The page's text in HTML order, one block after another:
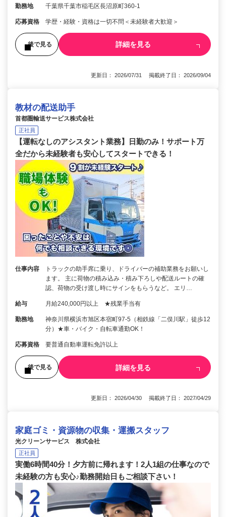
勤務地 千葉県千葉市稲毛区長沼原町360-1
応募資格 学歴・経験・資格は一切不問＜未経験者大歓迎＞
後で見る 詳細を見る
更新日： 2026/07/31 掲載終了日： 2026/09/04
教材の配送助手
首都圏輸送サービス株式会社
正社員
【運転なしのアシスタント業務】日勤のみ！サポート万
全だから未経験者も安心してスタートできる！
仕事内容
トラックの助手席に乗り、ドライバーの補助業務をお願いし
ます。 主に荷物の積み込み・積み下ろしや配送ルートの確
認、荷物の受け渡し時にサインをもらうなど。 エリ…
給与 月給240,000円以上 ★残業手当有
勤務地
神奈川県横浜市旭区本宿町97-5（相鉄線「二俣川駅」徒歩12
分）★車・バイク・自転車通勤OK！
応募資格 要普通自動車運転免許以上
後で見る 詳細を見る
更新日： 2026/04/30 掲載終了日： 2027/04/29
家庭ゴミ・資源物の収集・運搬スタッフ
光クリーンサービス 株式会社
正社員
実働6時間40分！夕方前に帰れます！2人1組の仕事なので
未経験の方も安心♪勤務開始日もご相談下さい！